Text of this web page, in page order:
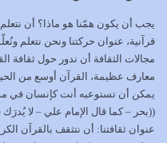
وَالْمُنْفِقِينَ…
يوليو 17, 2026
الاعتصام بحبل الله أمر
وبين الله يترتب عليه
يوليو 16, 2026
يجب أن يكون همّنا هو ماذا؟ أن نتعلم
قرآنية، عنوان حركتنا ونحن نتعلم
مجالات الثقافة أن ندور حول ثقافة
معارف عظيمة، القرآن أوسع من
يمكن أن تستوعبه أنت كإنسان في
((بحر – كما قال الإمام علي – لا
عنوان ثقافتنا: أن نتثقف بالقرآن